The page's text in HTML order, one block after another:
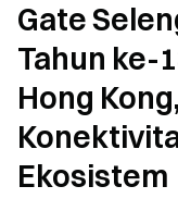
Gate
Tahun ke-
Hong
Ekosistem